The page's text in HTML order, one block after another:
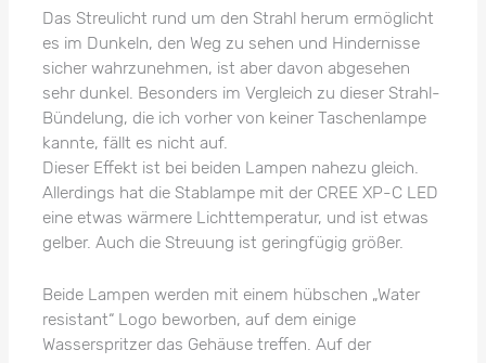
Das Streulicht rund um den Strahl herum ermöglicht
es im Dunkeln, den Weg zu sehen und Hindernisse
sicher wahrzunehmen, ist aber davon abgesehen
sehr dunkel. Besonders im Vergleich zu dieser Strahl-
Bündelung, die ich vorher von keiner Taschenlampe
kannte, fällt es nicht auf.
Dieser Effekt ist bei beiden Lampen nahezu gleich.
Allerdings hat die Stablampe mit der CREE XP-C LED
eine etwas wärmere Lichttemperatur, und ist etwas
gelber. Auch die Streuung ist geringfügig größer.
Beide Lampen werden mit einem hübschen „Water
resistant“ Logo beworben, auf dem einige
Wasserspritzer das Gehäuse treffen. Auf der